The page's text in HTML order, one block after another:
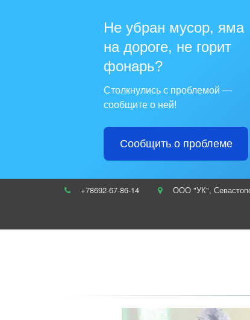
Не убран мусор, яма
на дороге, не горит
фонарь?
Столкнулись с проблемой —
сообщите о ней!
Сообщить о проблеме
+78692-67-86-14 ООО "УК",